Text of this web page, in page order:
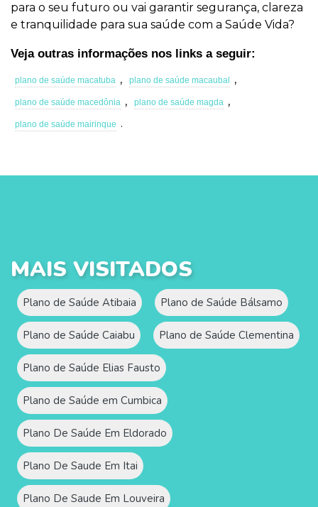
para o seu futuro ou vai garantir segurança, clareza
e tranquilidade para sua saúde com a Saúde Vida?
Veja outras informações nos links a seguir:
plano de saúde macatuba , plano de saúde macaubal ,
plano de saúde macedônia , plano de saúde magda ,
plano de saúde mairinque .
MAIS VISITADOS
Plano de Saúde Atibaia Plano de Saúde Bálsamo
Plano de Saúde Caiabu Plano de Saúde Clementina
Plano de Saúde Elias Fausto
Plano de Saúde em Cumbica
Plano De Saúde Em Eldorado
Plano De Saude Em Itai
Plano De Saude Em Louveira